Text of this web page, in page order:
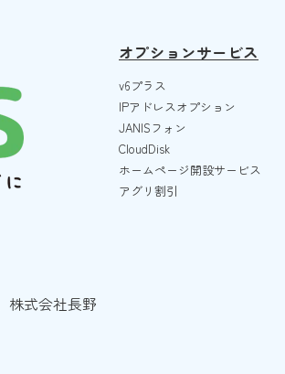
株式会社長野
オプションサービス
v6プラス
IPアドレスオプション
JANISフォン
CloudDisk
ホームページ開設サービス
アグリ割引